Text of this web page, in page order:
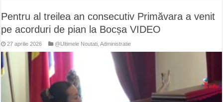
Pentru al treilea an consecutiv Primăvara a venit
pe acorduri de pian la Bocșa VIDEO
27 aprilie 2026 @Ultimele Noutati ,Administratie